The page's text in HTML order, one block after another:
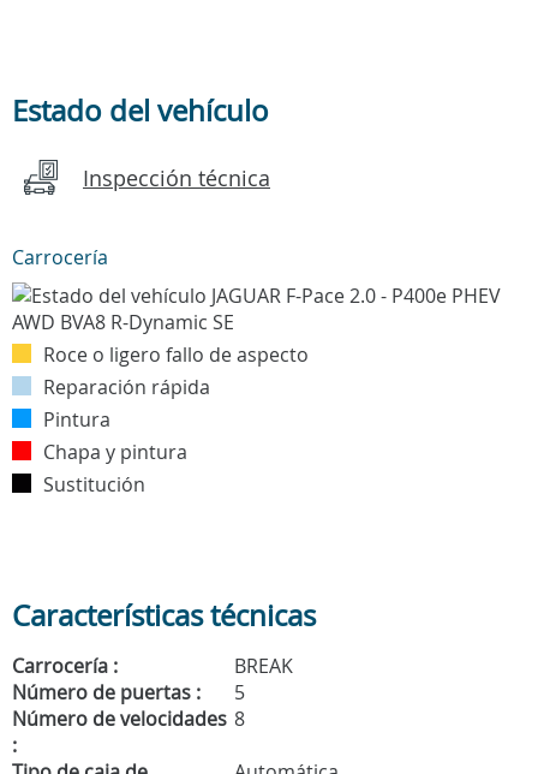
Estado del vehículo
Inspección técnica
Carrocería
Roce o ligero fallo de aspecto
Reparación rápida
Pintura
Chapa y pintura
Sustitución
Características técnicas
Carrocería :
BREAK
Número de puertas :
5
Número de velocidades
:
8